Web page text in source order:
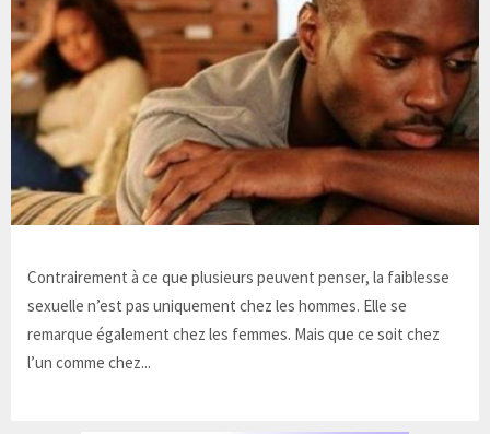
Contrairement à ce que plusieurs peuvent penser, la faiblesse
sexuelle n’est pas uniquement chez les hommes. Elle se
remarque également chez les femmes. Mais que ce soit chez
l’un comme chez...